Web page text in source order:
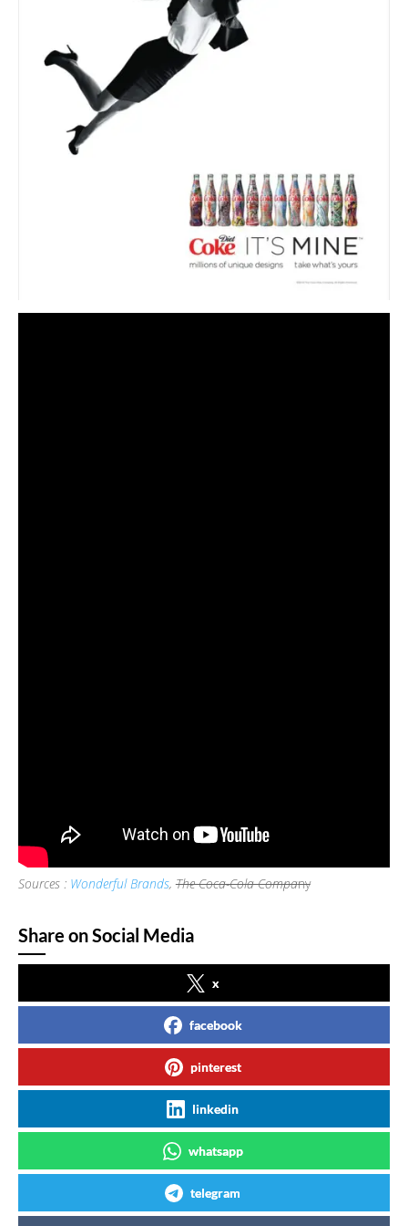
Sources : Wonderful Brands,The Coca-Cola Company
Share on Social Media
x
facebook
pinterest
linkedin
whatsapp
telegram